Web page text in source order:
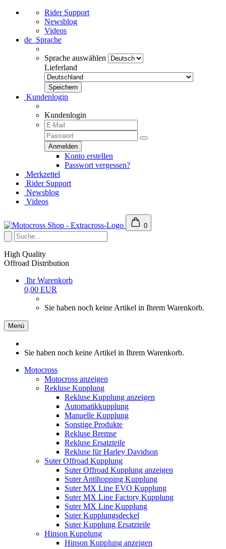
Rider Support
Newsblog
Videos
de Sprache
Sprache auswählen
Lieferland
Kundenlogin
Kundenlogin
Konto erstellen
Passwort vergessen?
Merkzettel
Rider Support
Newsblog
Videos
0
High Quality
Offroad Distribution
Ihr Warenkorb
0,00 EUR
Sie haben noch keine Artikel in Ihrem Warenkorb.
Menü
Sie haben noch keine Artikel in Ihrem Warenkorb.
Motocross
Motocross anzeigen
Rekluse Kupplung
Rekluse Kupplung anzeigen
Automatikkupplung
Manuelle Kupplung
Sonstige Produkte
Rekluse Bremse
Rekluse Ersatzteile
Rekluse für Harley Davidson
Suter Offroad Kupplung
Suter Offroad Kupplung anzeigen
Suter Antihopping Kupplung
Suter MX Line EVO Kupplung
Suter MX Line Factory Kupplung
Suter MX Line Kupplung
Suter Kupplungsdeckel
Suter Kupplung Ersatzteile
Hinson Kupplung
Hinson Kupplung anzeigen